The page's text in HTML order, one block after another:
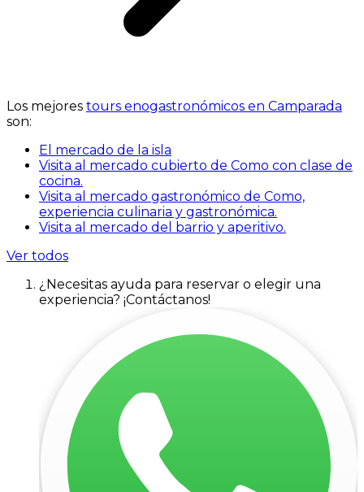
Los mejores tours enogastronómicos en Camparada
son:
El mercado de la isla
Visita al mercado cubierto de Como con clase de
cocina.
Visita al mercado gastronómico de Como,
experiencia culinaria y gastronómica.
Visita al mercado del barrio y aperitivo.
Ver todos
¿Necesitas ayuda para reservar o elegir una
experiencia? ¡Contáctanos!